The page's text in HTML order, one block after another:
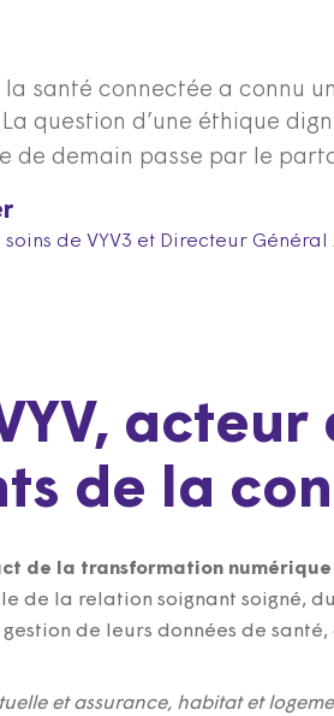
la santé connectée a connu
question d’une éthique
de demain passe par le
de VYV3 et Directeur
de la
de la transformation
de la relation soignant soigné,
de leurs données de
et assurance, habitat et